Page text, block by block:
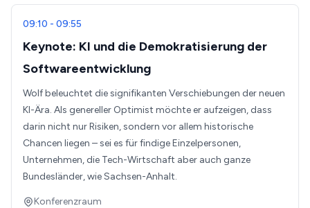
09:10 - 09:55
Keynote: KI und die Demokratisierung der
Softwareentwicklung
Wolf beleuchtet die signifikanten Verschiebungen der neuen
KI-Ära. Als genereller Optimist möchte er aufzeigen, dass
darin nicht nur Risiken, sondern vor allem historische
Chancen liegen – sei es für findige Einzelpersonen,
Unternehmen, die Tech-Wirtschaft aber auch ganze
Bundesländer, wie Sachsen-Anhalt.
Konferenzraum